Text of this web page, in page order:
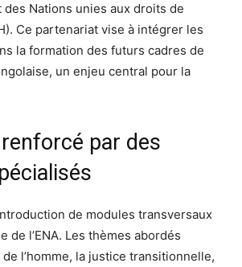
Nations unies aux droits de
Ce partenariat vise à intégrer les
la formation des futurs cadres de
un enjeu central pour la
par des
de modules transversaux
de l’ENA. Les thèmes abordés
l’homme, la justice transitionnelle,